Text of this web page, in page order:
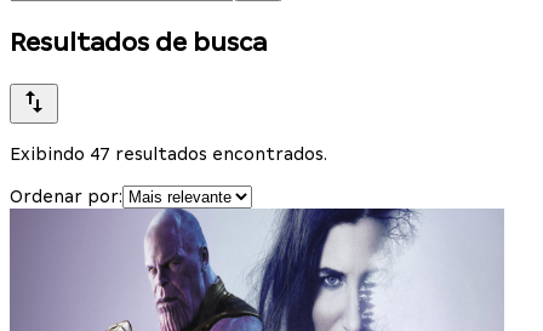
Resultados de busca
Exibindo 47 resultados encontrados.
Ordenar por: